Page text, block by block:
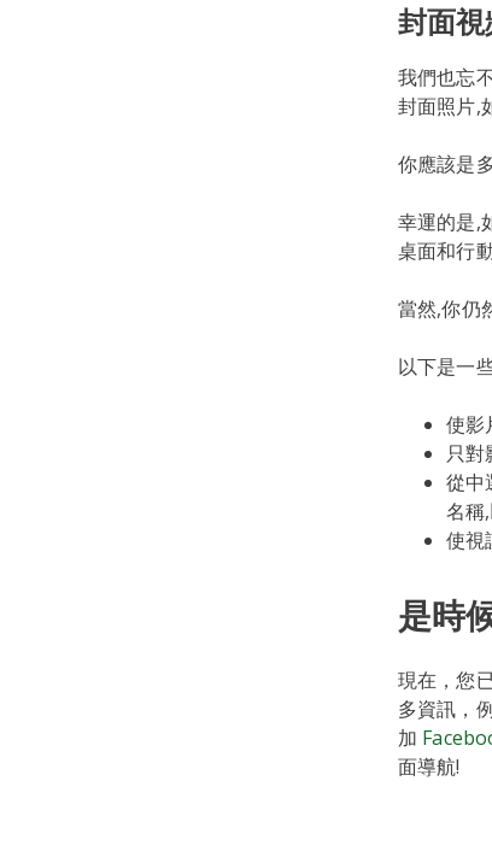
封面
我們也忘
封面照片,
你應該是
幸運的是,
桌面和行
當然,你仍
以下是一
使影
只對
從中
名稱
使視
是時
現在，您
多資訊，
加
面導航!